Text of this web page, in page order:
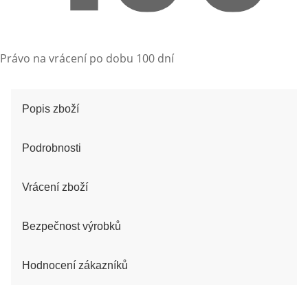
Právo na vrácení po dobu 100 dní
Popis zboží
Podrobnosti
Vrácení zboží
Bezpečnost výrobků
Hodnocení zákazníků